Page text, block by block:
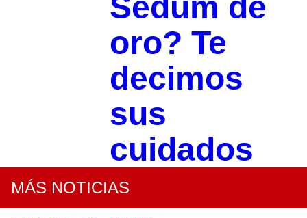
oro? Te
decimos
sus
cuidados
MÁS NOTICIAS